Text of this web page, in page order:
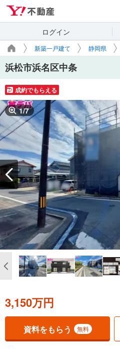
ログイン
新築一戸建て 静岡県
浜松市浜名区中条
成約でもらえる
1/7
3,150万円
資料をもらう 無料